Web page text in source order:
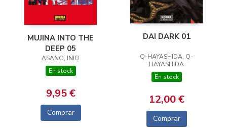
MUJINA INTO THE
DEEP 05
ASANO, INIO
En stock
9,95 €
Comprar
DAI DARK 01
Q-HAYASHIDA, Q-
HAYASHIDA
En stock
12,00 €
Comprar